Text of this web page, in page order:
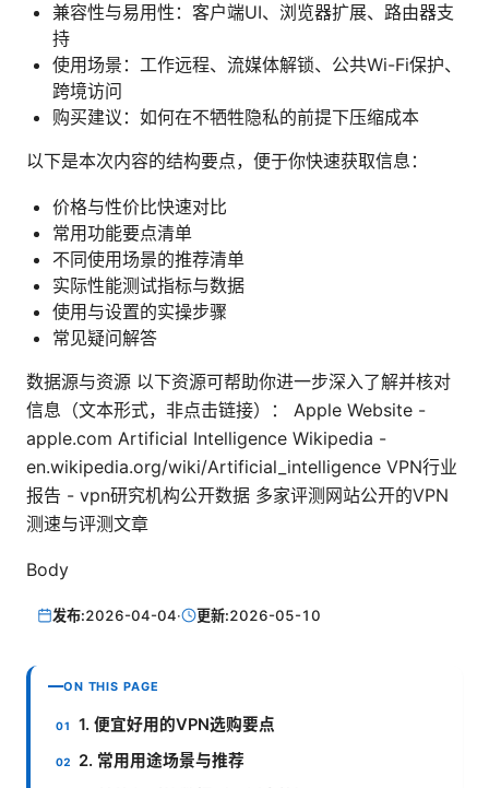
兼容性与易用性：客户端UI、浏览器扩展、路由器支
持
使用场景：工作远程、流媒体解锁、公共Wi-Fi保护、
跨境访问
购买建议：如何在不牺牲隐私的前提下压缩成本
以下是本次内容的结构要点，便于你快速获取信息：
价格与性价比快速对比
常用功能要点清单
不同使用场景的推荐清单
实际性能测试指标与数据
使用与设置的实操步骤
常见疑问解答
数据源与资源 以下资源可帮助你进一步深入了解并核对
信息（文本形式，非点击链接）： Apple Website -
apple.com Artificial Intelligence Wikipedia -
en.wikipedia.org/wiki/Artificial_intelligence VPN行业
报告 - vpn研究机构公开数据 多家评测网站公开的VPN
测速与评测文章
Body
发布:2026-04-04· 更新:2026-05-10
ON THIS PAGE
1. 便宜好用的VPN选购要点
2. 常用用途场景与推荐